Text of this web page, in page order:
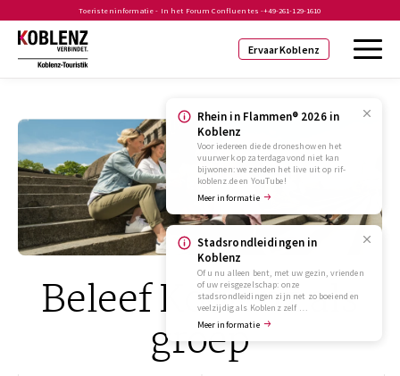
Toeristeninformatie - In het Forum Confluentes -+49-261-129-1610
Ervaar Koblenz
Rhein in Flammen® 2026 in
Koblenz
Voor iedereen die de droneshow en het
vuurwerk op zaterdagavond niet kan
bijwonen: we zenden het live uit op rif-
koblenz.de en YouTube!
Meer informatie
Stadsrondleidingen in
Koblenz
Of u nu alleen bent, met uw gezin, vrienden
of uw reisgezelschap: onze
stadsrondleidingen zijn net zo boeiend en
veelzijdig als Koblenz zelf …
Meer informatie
Beleef Koblenz als
groep